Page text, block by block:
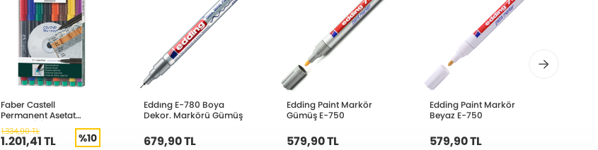
Faber Castell
Permanent Asetat
Kalemi (S) 8’li Takım
1.334,90 TL
1.201,41 TL %10
Eddıng E-780 Boya
Dekor. Markörü Gümüş
679,90 TL
Edding Paint Markör
Gümüş E-750
579,90 TL
Edding Paint Markör
Beyaz E-750
579,90 TL